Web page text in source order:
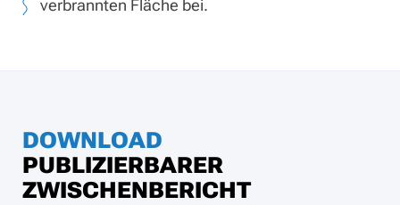
verbrannten Fläche bei.
DOWNLOAD
PUBLIZIERBARER
ZWISCHENBERICHT